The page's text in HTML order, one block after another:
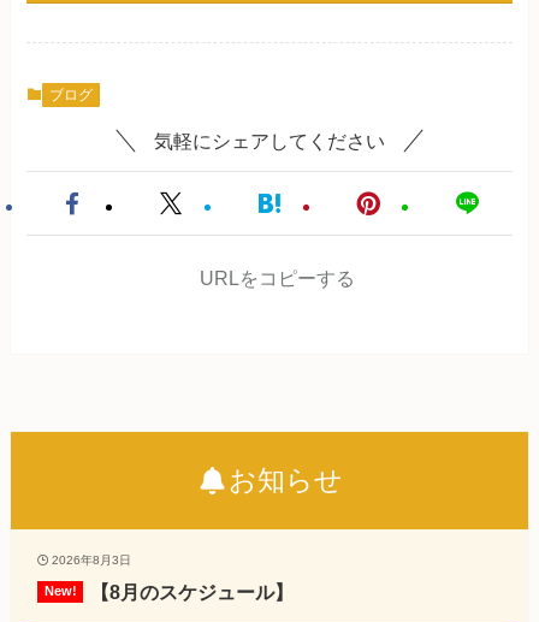
ブログ
気軽にシェアしてください
URLをコピーする
お知らせ
2026年8月3日
【8月のスケジュール】